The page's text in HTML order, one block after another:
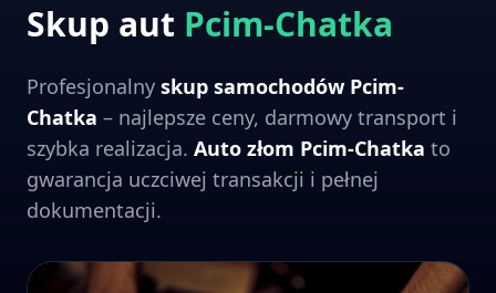
Skup aut Pcim-Chatka
Profesjonalny skup samochodów Pcim-
Chatka – najlepsze ceny, darmowy transport i
szybka realizacja. Auto złom Pcim-Chatka to
gwarancja uczciwej transakcji i pełnej
dokumentacji.